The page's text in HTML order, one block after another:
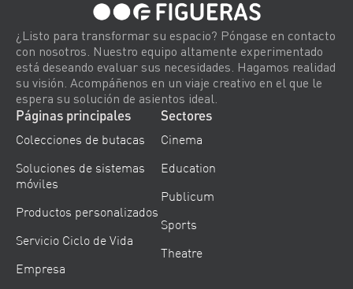
¿Listo para transformar su espacio? Póngase en contacto
con nosotros. Nuestro equipo altamente experimentado
está deseando evaluar sus necesidades. Hagamos realidad
su visión. Acompáñenos en un viaje creativo en el que le
espera su solución de asientos ideal.
Páginas principales
Colecciones de butacas
Soluciones de sistemas
móviles
Productos personalizados
Servicio Ciclo de Vida
Empresa
Sectores
Cinema
Education
Publicum
Sports
Theatre